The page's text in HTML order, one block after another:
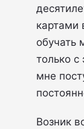
картами
обучать
только с
мне
Возник